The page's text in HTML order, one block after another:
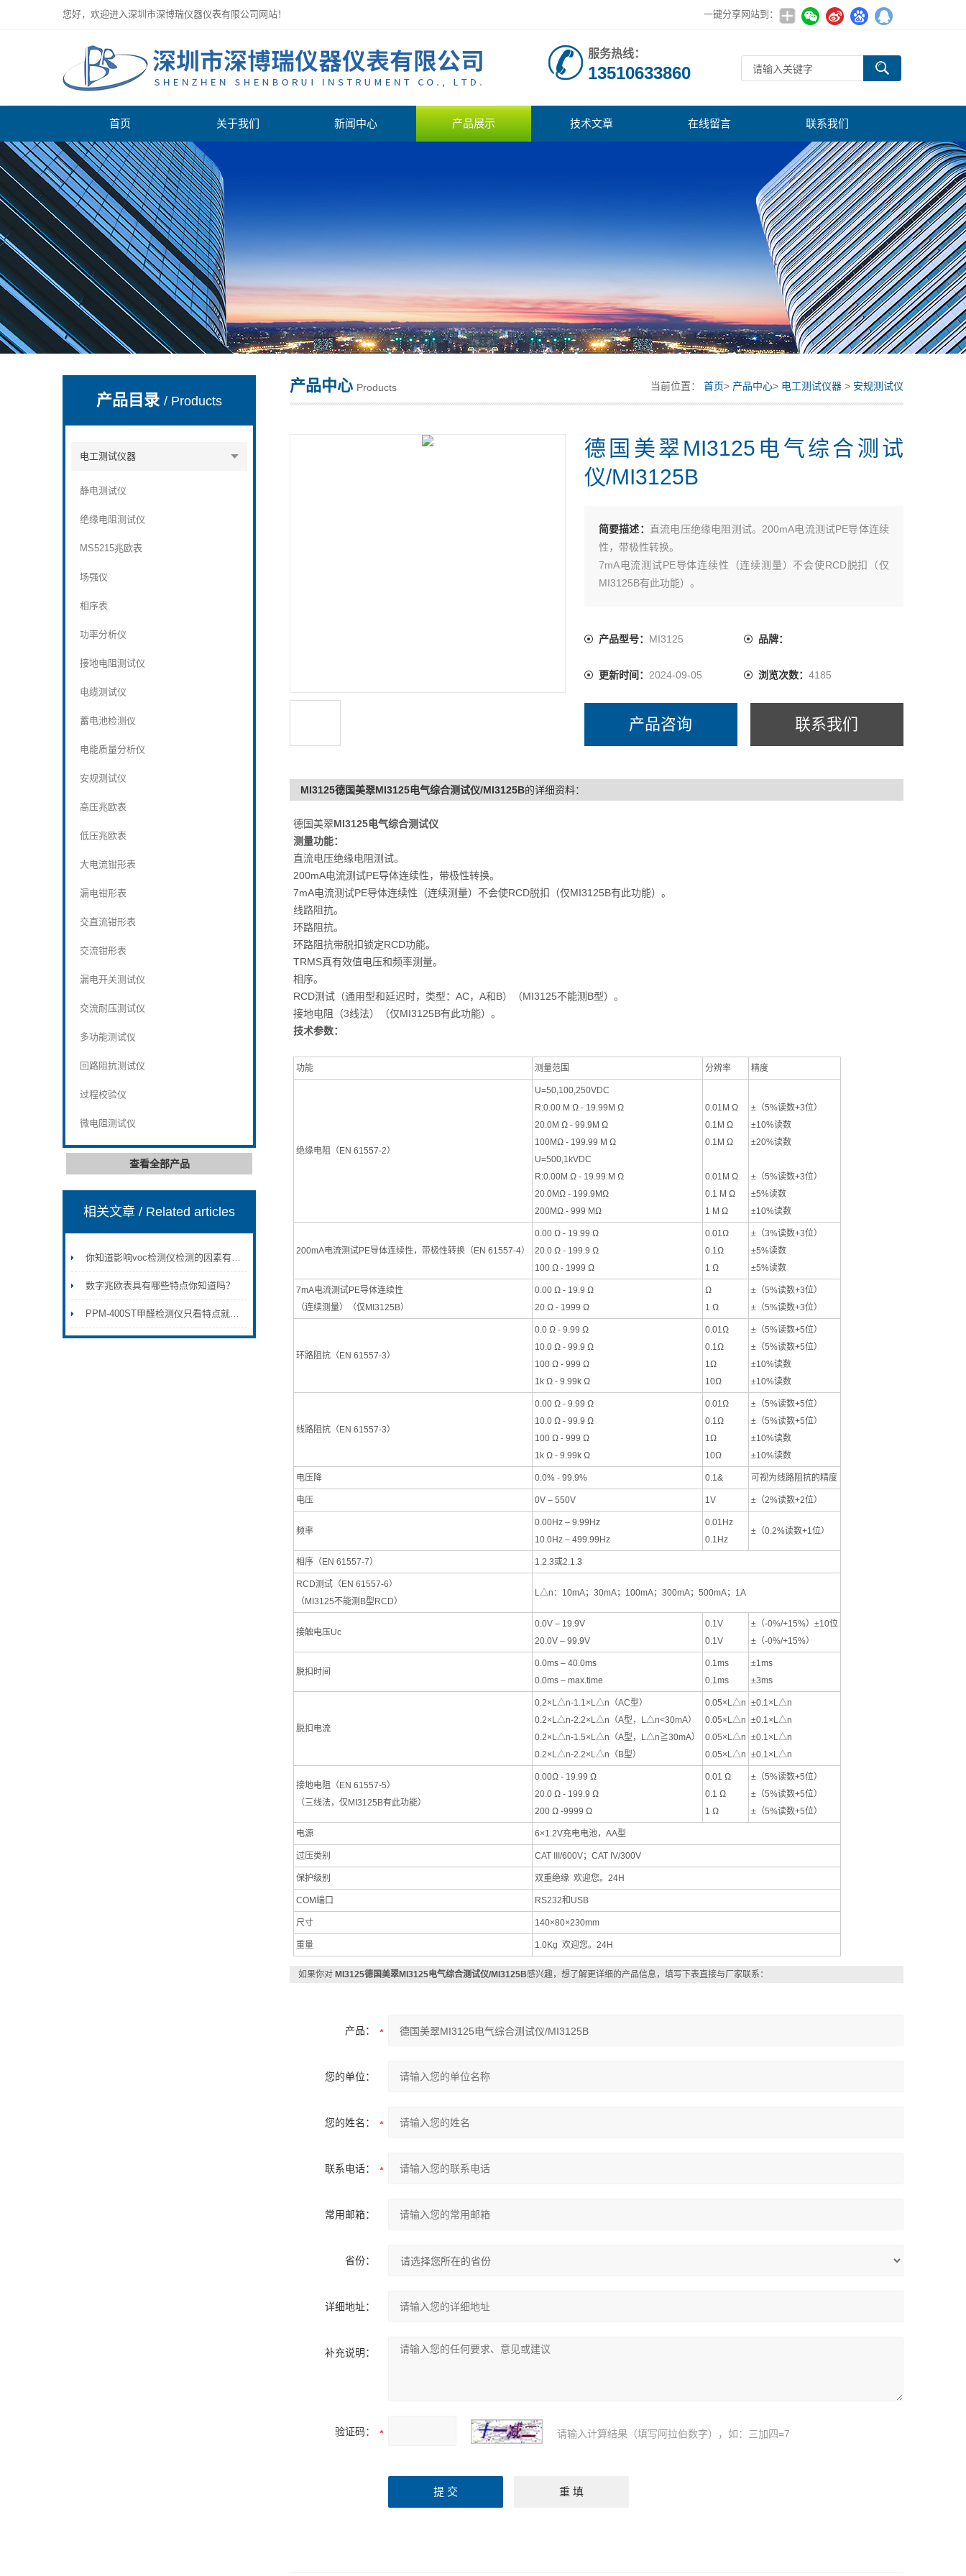
您好，欢迎进入深圳市深博瑞仪器仪表有限公司网站！ 一键分享网站到：
深圳市深博瑞仪器仪表有限公司
服务热线：
13510633860
首页 关于我们 新闻中心 产品展示 技术文章 在线留言 联系我们
产品目录/ Products
电工测试仪器
静电测试仪
绝缘电阻测试仪
MS5215兆欧表
场强仪
相序表
功率分析仪
接地电阻测试仪
电缆测试仪
蓄电池检测仪
电能质量分析仪
安规测试仪
高压兆欧表
低压兆欧表
大电流钳形表
漏电钳形表
交直流钳形表
交流钳形表
漏电开关测试仪
交流耐压测试仪
多功能测试仪
回路阻抗测试仪
过程校验仪
微电阻测试仪
查看全部产品
相关文章/ Related articles
你知道影响voc检测仪检测的因素有哪些吗？
数字兆欧表具有哪些特点你知道吗？
PPM-400ST甲醛检测仪只看特点就能了解这个仪器
产品中心 Products 当前位置： 首页> 产品中心> 电工测试仪器 > 安规测试仪
德国美翠MI3125电气综合测试
仪/MI3125B
简要描述： 直流电压绝缘电阻测试。200mA电流测试PE导体连续
性，带极性转换。
7mA电流测试PE导体连续性（连续测量）不会使RCD脱扣（仅
MI3125B有此功能）。
产品型号： MI3125 品牌：
更新时间： 2024-09-05 浏览次数： 4185
产品咨询 联系我们
MI3125德国美翠MI3125电气综合测试仪/MI3125B的详细资料：
德国美翠MI3125电气综合测试仪
测量功能：
直流电压绝缘电阻测试。
200mA电流测试PE导体连续性，带极性转换。
7mA电流测试PE导体连续性（连续测量）不会使RCD脱扣（仅MI3125B有此功能）。
线路阻抗。
环路阻抗。
环路阻抗带脱扣锁定RCD功能。
TRMS真有效值电压和频率测量。
相序。
RCD测试（通用型和延迟时，类型：AC，A和B）（MI3125不能测B型）。
接地电阻（3线法）（仅MI3125B有此功能）。
技术参数：
功能 测量范围 分辨率 精度
绝缘电阻（EN 61557-2）
U=50,100,250VDC
R:0.00 M Ω - 19.99M Ω
20.0M Ω - 99.9M Ω
100MΩ - 199.99 M Ω
U=500,1kVDC
R:0.00M Ω - 19.99 M Ω
20.0MΩ - 199.9MΩ
200MΩ - 999 MΩ
0.01M Ω
0.1M Ω
0.1M Ω
0.01M Ω
0.1 M Ω
1 M Ω
±（5%读数+3位）
±10%读数
±20%读数
±（5%读数+3位）
±5%读数
±10%读数
200mA电流测试PE导体连续性，带极性转换（EN 61557-4）
0.00 Ω - 19.99 Ω
20.0 Ω - 199.9 Ω
100 Ω - 1999 Ω
0.01Ω
0.1Ω
1 Ω
±（3%读数+3位）
±5%读数
±5%读数
7mA电流测试PE导体连续性
（连续测量）（仅MI3125B）
0.00 Ω - 19.9 Ω
20 Ω - 1999 Ω
Ω
1 Ω
±（5%读数+3位）
±（5%读数+3位）
环路阻抗（EN 61557-3）
0.0 Ω - 9.99 Ω
10.0 Ω - 99.9 Ω
100 Ω - 999 Ω
1k Ω - 9.99k Ω
0.01Ω
0.1Ω
1Ω
10Ω
±（5%读数+5位）
±（5%读数+5位）
±10%读数
±10%读数
线路阻抗（EN 61557-3）
0.00 Ω - 9.99 Ω
10.0 Ω - 99.9 Ω
100 Ω - 999 Ω
1k Ω - 9.99k Ω
0.01Ω
0.1Ω
1Ω
10Ω
±（5%读数+5位）
±（5%读数+5位）
±10%读数
±10%读数
电压降 0.0% - 99.9% 0.1& 可视为线路阻抗的精度
电压 0V – 550V 1V ±（2%读数+2位）
频率
0.00Hz – 9.99Hz
10.0Hz – 499.99Hz
0.01Hz
0.1Hz
±（0.2%读数+1位）
相序（EN 61557-7） 1.2.3或2.1.3
RCD测试（EN 61557-6）
（MI3125不能测B型RCD）
L△n：10mA；30mA；100mA；300mA；500mA；1A
接触电压Uc
0.0V – 19.9V
20.0V – 99.9V
0.1V
0.1V
±（-0%/+15%）±10位
±（-0%/+15%）
脱扣时间
0.0ms – 40.0ms
0.0ms – max.time
0.1ms
0.1ms
±1ms
±3ms
脱扣电流
0.2×L△n-1.1×L△n（AC型）
0.2×L△n-2.2×L△n（A型，L△n<30mA）
0.2×L△n-1.5×L△n（A型，L△n≧30mA）
0.2×L△n-2.2×L△n（B型）
0.05×L△n
0.05×L△n
0.05×L△n
0.05×L△n
±0.1×L△n
±0.1×L△n
±0.1×L△n
±0.1×L△n
接地电阻（EN 61557-5）
（三线法，仅MI3125B有此功能）
0.00Ω - 19.99 Ω
20.0 Ω - 199.9 Ω
200 Ω -9999 Ω
0.01 Ω
0.1 Ω
1 Ω
±（5%读数+5位）
±（5%读数+5位）
±（5%读数+5位）
电源 6×1.2V充电电池，AA型
过压类别 CAT III/600V；CAT IV/300V
保护级别 双重绝缘 欢迎您。24H
COM端口 RS232和USB
尺寸 140×80×230mm
重量 1.0Kg 欢迎您。24H
如果你对 MI3125德国美翠MI3125电气综合测试仪/MI3125B感兴趣，想了解更详细的产品信息，填写下表直接与厂家联系：
产品：
您的单位：
您的姓名：
联系电话：
常用邮箱：
省份：
详细地址：
补充说明：
验证码： 请输入计算结果（填写阿拉伯数字），如：三加四=7